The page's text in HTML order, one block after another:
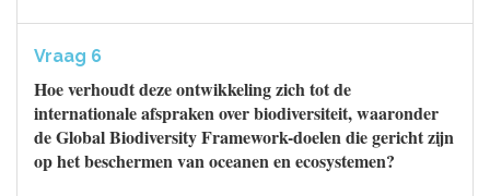
Vraag 6
Hoe verhoudt deze ontwikkeling zich tot de
internationale afspraken over biodiversiteit, waaronder
de Global Biodiversity Framework-doelen die gericht zijn
op het beschermen van oceanen en ecosystemen?